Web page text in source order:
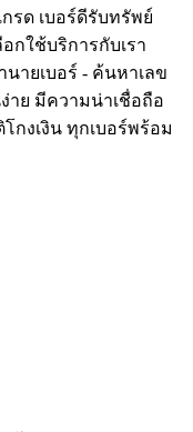
รด เบอร์ดีรับทรัพย์
กใช้บริการกับเรา
นายเบอร์ - ค้นหาเลข
าย มีความน่าเชื่อถือ
กงเงิน ทุกเบอร์พร้อม